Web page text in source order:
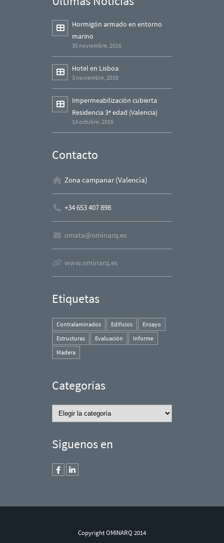
Hormigón armado en entorno
marino
30 noviembre, 2016
Hotel en Lisboa
3 noviembre, 2016
Impermeabilización cubierta
Residencia 3ª edad (Valencia)
14 octubre, 2016
Contacto
Zona campanar (Valencia)
+34 653 407 898
omata@ominarq.es
www.ominarq.es
Etiquetas
Contralaminados Edificios
Ensayo
Estructuras
Evaluación
Informe
Madera
Categorías
Categorías
Siguenos en
Copyright OMINARQ 2014